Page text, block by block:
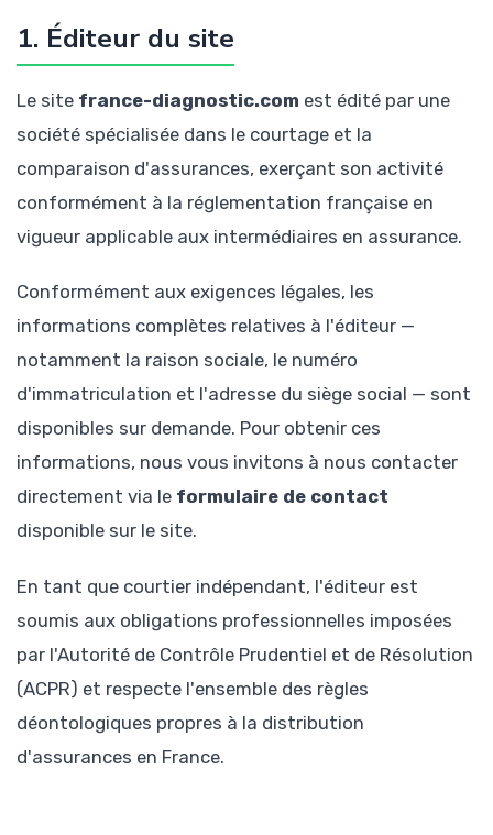
1. Éditeur du site
Le site france-diagnostic.com est édité par une
société spécialisée dans le courtage et la
comparaison d'assurances, exerçant son activité
conformément à la réglementation française en
vigueur applicable aux intermédiaires en assurance.
Conformément aux exigences légales, les
informations complètes relatives à l'éditeur —
notamment la raison sociale, le numéro
d'immatriculation et l'adresse du siège social — sont
disponibles sur demande. Pour obtenir ces
informations, nous vous invitons à nous contacter
directement via le formulaire de contact
disponible sur le site.
En tant que courtier indépendant, l'éditeur est
soumis aux obligations professionnelles imposées
par l'Autorité de Contrôle Prudentiel et de Résolution
(ACPR) et respecte l'ensemble des règles
déontologiques propres à la distribution
d'assurances en France.